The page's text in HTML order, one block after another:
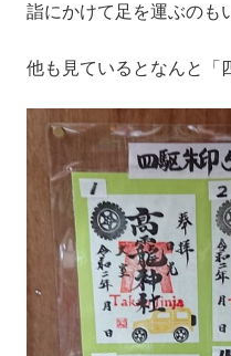
詣にかけて足を運ぶのも
他も見ているとなんと「